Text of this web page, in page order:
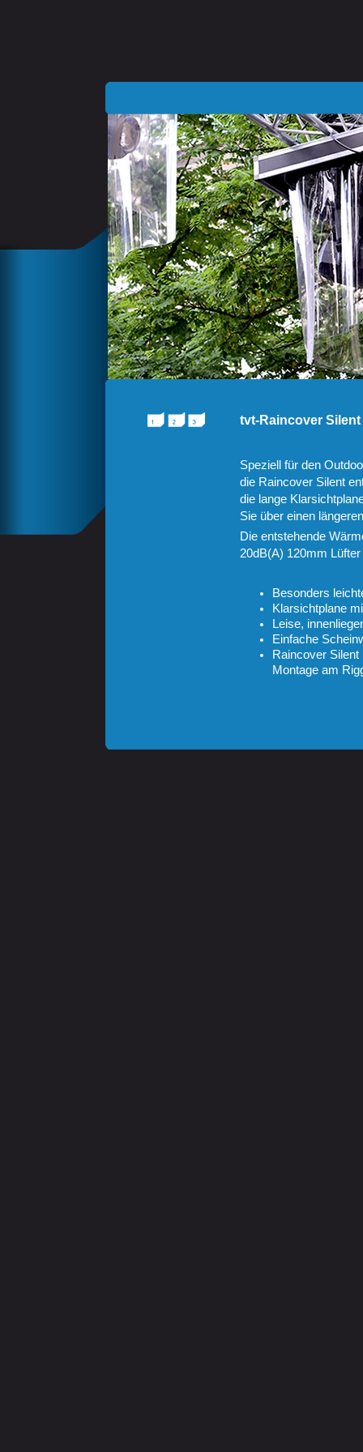
tvt-Raincover Silent
Speziell für den
die Raincover Silent
die lange
Sie über einen
Die entstehende
20dB(A) 120mm
Besonders
Klarsichtplane
Leise,
Einfache
Raincover
Montage am